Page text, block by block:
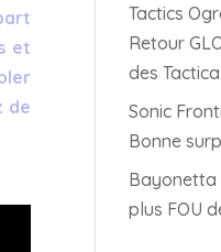
et
de
Tactics
Retour
des
Sonic
Bonne
Bayonetta
plus FOU